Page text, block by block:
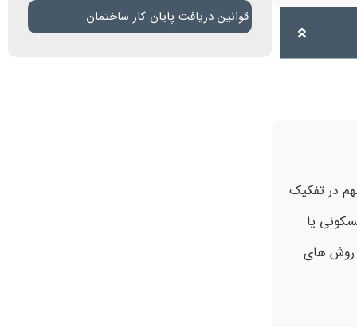
در تفکیک
یا
روش های
قوانین دریافت پایان کار ساختمان